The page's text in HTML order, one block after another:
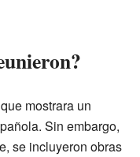
mostrara un
Sin embargo,
se incluyeron obras